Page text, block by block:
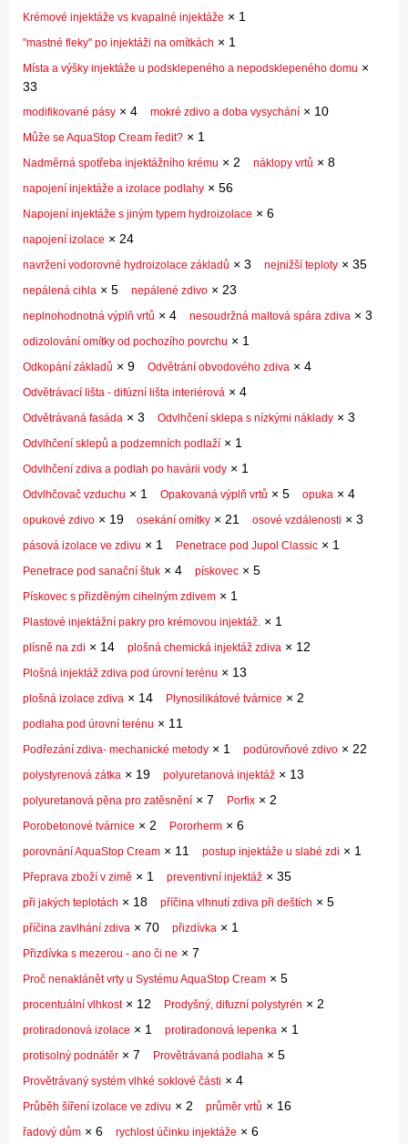
Krémové injektáže vs kvapalné injektáže × 1
"mastné fleky" po injektáži na omítkách × 1
Místa a výšky injektáže u podsklepeného a nepodsklepeného domu ×
33
modifikované pásy × 4 mokré zdivo a doba vysychání × 10
Může se AquaStop Cream ředit? × 1
Nadměrná spotřeba injektážního krému × 2 náklopy vrtů × 8
napojení injektáže a izolace podlahy × 56
Napojení injektáže s jiným typem hydroizolace × 6
napojení izolace × 24
navržení vodorovné hydroizolace základů × 3 nejnižší teploty × 35
nepálená cihla × 5 nepálené zdivo × 23
neplnohodnotná výplň vrtů × 4 nesoudržná maltová spára zdiva × 3
odizolování omítky od pochozího povrchu × 1
Odkopání základů × 9 Odvětrání obvodového zdiva × 4
Odvětrávací lišta - difúzní lišta interiérová × 4
Odvětrávaná fasáda × 3 Odvlhčení sklepa s nízkými náklady × 3
Odvlhčení sklepů a podzemních podlaží × 1
Odvlhčení zdiva a podlah po havárii vody × 1
Odvlhčovač vzduchu × 1 Opakovaná výplň vrtů × 5 opuka × 4
opukové zdivo × 19 osekání omítky × 21 osové vzdálenosti × 3
pásová izolace ve zdivu × 1 Penetrace pod Jupol Classic × 1
Penetrace pod sanační štuk × 4 pískovec × 5
Pískovec s přizděným cihelným zdivem × 1
Plastové injektážní pakry pro krémovou injektáž. × 1
plísně na zdi × 14 plošná chemická injektáž zdiva × 12
Plošná injektáž zdiva pod úrovní terénu × 13
plošná izolace zdiva × 14 Plynosilikátové tvárnice × 2
podlaha pod úrovní terénu × 11
Podřezání zdiva- mechanické metody × 1 podúrovňové zdivo × 22
polystyrenová zátka × 19 polyuretanová injektáž × 13
polyuretanová pěna pro zatěsnění × 7 Porfix × 2
Porobetonové tvárnice × 2 Pororherm × 6
porovnání AquaStop Cream × 11 postup injektáže u slabé zdi × 1
Přeprava zboží v zimě × 1 preventivní injektáž × 35
při jakých teplotách × 18 příčina vlhnutí zdiva při deštích × 5
příčina zavlhání zdiva × 70 přizdívka × 1
Přizdívka s mezerou - ano či ne × 7
Proč nenaklánět vrty u Systému AquaStop Cream × 5
procentuální vlhkost× 12 Prodyšný, difuzní polystyrén × 2
protiradonová izolace × 1 protiradonová lepenka × 1
protisolný podnátěr × 7 Provětrávaná podlaha × 5
Provětrávaný systém vlhké soklové části × 4
Průběh šíření izolace ve zdivu × 2 průměr vrtů × 16
řadový dům × 6 rychlost účinku injektáže × 6